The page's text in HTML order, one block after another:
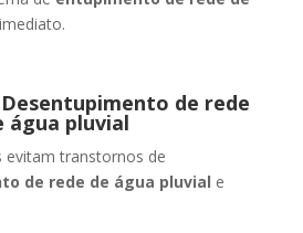
de rede
água pluvial
evitam transtornos de
de rede de água pluvial e